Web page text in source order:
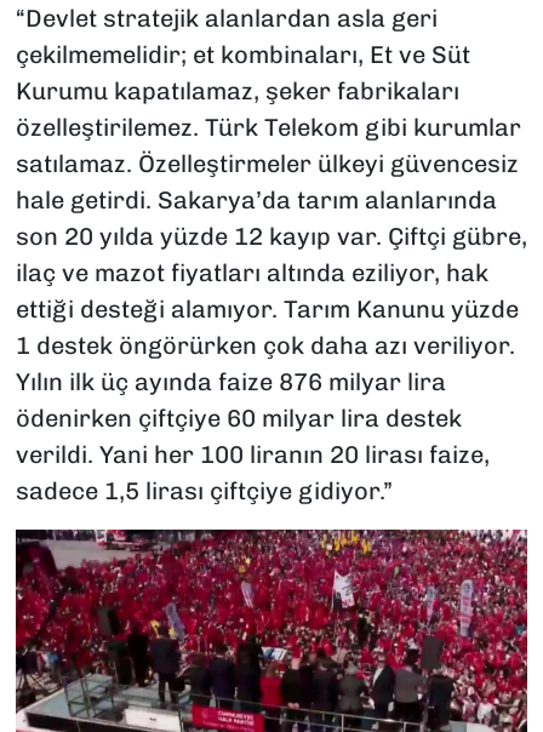
“Devlet stratejik alanlardan asla geri
çekilmemelidir; et kombinaları, Et ve Süt
Kurumu kapatılamaz, şeker fabrikaları
özelleştirilemez. Türk Telekom gibi kurumlar
satılamaz. Özelleştirmeler ülkeyi güvencesiz
hale getirdi. Sakarya’da tarım alanlarında
son 20 yılda yüzde 12 kayıp var. Çiftçi gübre,
ilaç ve mazot fiyatları altında eziliyor, hak
ettiği desteği alamıyor. Tarım Kanunu yüzde
1 destek öngörürken çok daha azı veriliyor.
Yılın ilk üç ayında faize 876 milyar lira
ödenirken çiftçiye 60 milyar lira destek
verildi. Yani her 100 liranın 20 lirası faize,
sadece 1,5 lirası çiftçiye gidiyor.”